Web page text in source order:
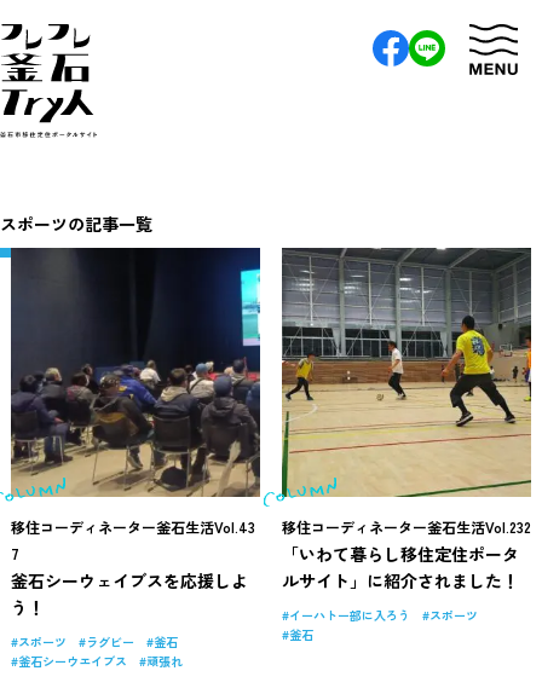
スポーツの記事一覧
移住コーディネーター釜石生活Vol.43
7
釜石シーウェイブスを応援しよ
う！
スポーツ ラグビー
釜石
釜石シーウエイブス
頑張れ
移住コーディネーター釜石生活Vol.232
「いわて暮らし移住定住ポータ
ルサイト」に紹介されました！
イーハトー部に入ろう
スポーツ
釜石